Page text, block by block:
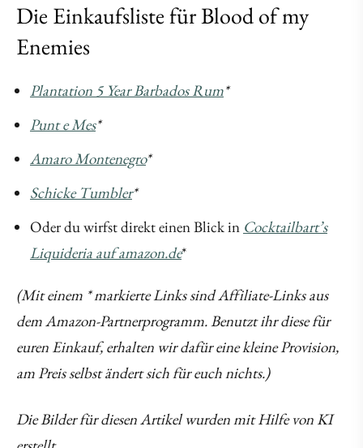
Die Einkaufsliste für Blood of my
Enemies
Plantation 5 Year Barbados Rum*
Punt e Mes*
Amaro Montenegro*
Schicke Tumbler*
Oder du wirfst direkt einen Blick in Cocktailbart’s
Liquideria auf amazon.de*
(Mit einem * markierte Links sind Affiliate-Links aus
dem Amazon-Partnerprogramm. Benutzt ihr diese für
euren Einkauf, erhalten wir dafür eine kleine Provision,
am Preis selbst ändert sich für euch nichts.)
Die Bilder für diesen Artikel wurden mit Hilfe von KI